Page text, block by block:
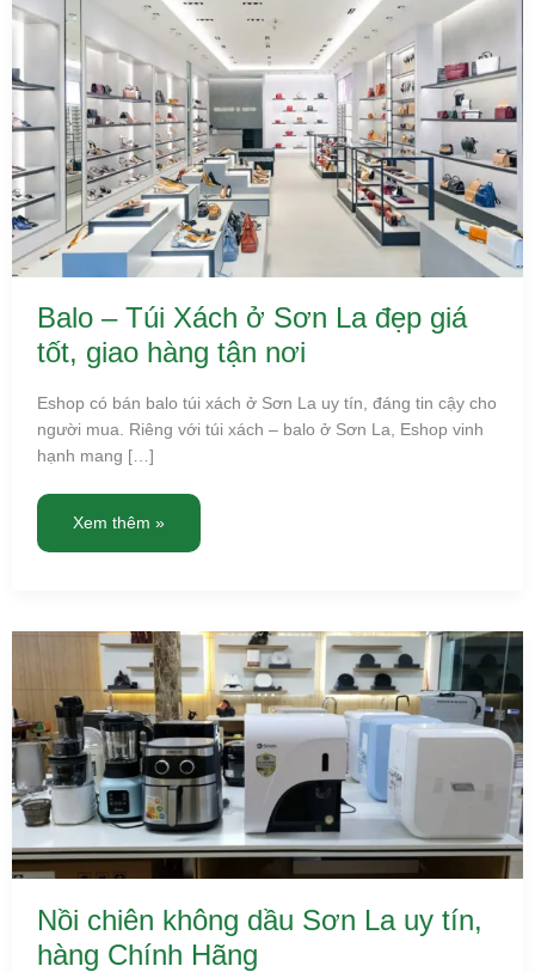
Balo – Túi Xách ở Sơn La đẹp giá
tốt, giao hàng tận nơi
Eshop có bán balo túi xách ở Sơn La uy tín, đáng tin cậy cho
người mua. Riêng với túi xách – balo ở Sơn La, Eshop vinh
hạnh mang […]
Sơn
La
đẹp
giá
tốt,
giao
hàng
tận
nơi
Xem thêm »
Nồi chiên không dầu Sơn La uy tín,
hàng Chính Hãng
Nồi
chiên
không
dầu
Sơn
La
uy
tín,
hàng
Chính
Hãng